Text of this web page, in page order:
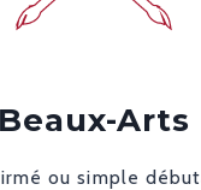
Beaux-Arts
ou simple